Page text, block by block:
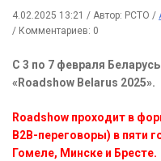
4.02.2025 13:21 / Автор: РСТО /
/ Комментариев: 0
С 3 по 7 февраля
«Roadshow Belarus 2025».
Roadshow проходит в
B2B-переговоры) в пяти
Гомеле, Минске и Бресте.